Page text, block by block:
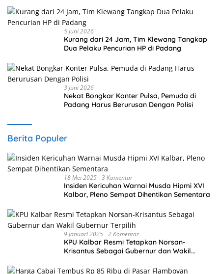
5 Juni 2026
Kurang dari 24 Jam, Tim Klewang Tangkap
Dua Pelaku Pencurian HP di Padang
3 Juni 2026
Nekat Bongkar Konter Pulsa, Pemuda di
Padang Harus Berurusan Dengan Polisi
Berita Populer
18 Mei 2025 3 Komentar
Insiden Kericuhan Warnai Musda Hipmi XVI
Kalbar, Pleno Sempat Dihentikan Sementara
9 Januari 2025 2 Komentar
KPU Kalbar Resmi Tetapkan Norsan-
Krisantus Sebagai Gubernur dan Wakil